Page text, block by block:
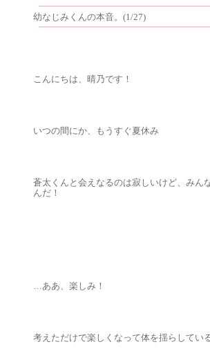
幼なじみくんの本音。(1/27)
こんにちは、晴乃です！
いつの間にか、もうすぐ夏休み
蒼太くんと会えなるのは寂しいけど、みん
んだ！
…ああ、楽しみ！
考えただけで楽しくなって体を揺らしてい